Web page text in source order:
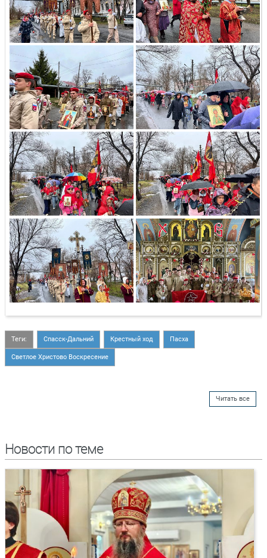
Теги: Спасск-Дальний Крестный ход Пасха
Светлое Христово Воскресение
Читать все
Новости по теме